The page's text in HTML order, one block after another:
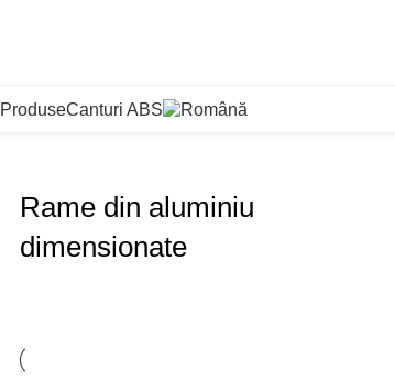
ProduseCanturi ABS
Rame din aluminiu
dimensionate